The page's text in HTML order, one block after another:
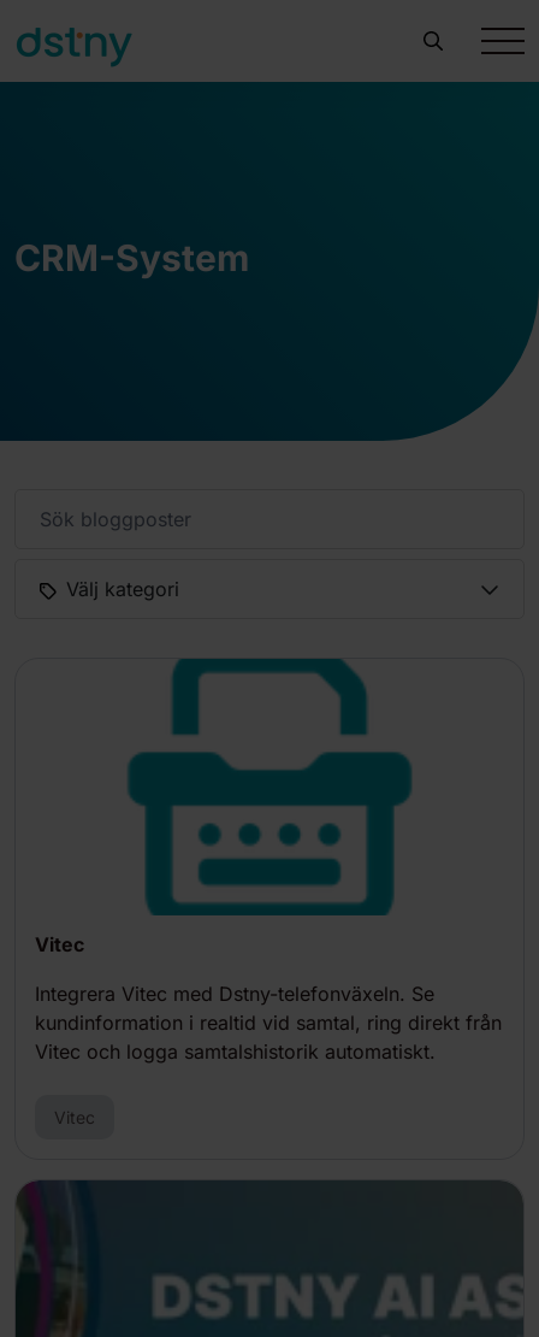
CRM-System
Välj kategori
Vitec
Integrera Vitec med Dstny-telefonväxeln. Se
kundinformation i realtid vid samtal, ring direkt från
Vitec och logga samtalshistorik automatiskt.
Vitec